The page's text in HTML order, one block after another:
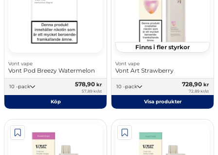
Vont vape
Vont Pod Breezy Watermelon
10 -pack 578,90 kr
57,89 kr/st
Köp
Finns i fler styrkor
Vont vape
Vont Art Strawberry
10 -pack 728,90 kr
72,89 kr/st
Visa produkter